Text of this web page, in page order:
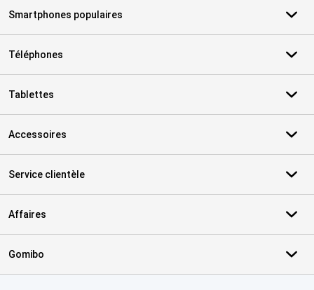
Smartphones populaires
Téléphones
Tablettes
Accessoires
Service clientèle
Affaires
Gomibo